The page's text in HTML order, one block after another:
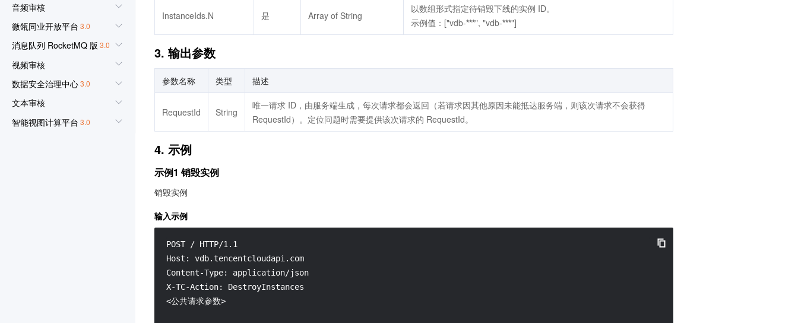
音频审核
微瓴同业开放平台 3.0
消息队列 RocketMQ 版 3.0
视频审核
数据安全治理中心3.0
文本审核
智能视图计算平台 3.0
InstanceIds.N 是 Array of String
以数组形式指定待销毁下线的实例 ID。
示例值：["vdb-***", "vdb-***"]
3. 输出参数
参数名称 类型 描述
RequestId String
唯一请求 ID，由服务端生成，每次请求都会返回（若请求因其他原因未能抵达服务端，则该次请求不会获得
RequestId）。定位问题时需要提供该次请求的 RequestId。
4. 示例
示例1 销毁实例
销毁实例
输入示例
POST / HTTP/1.1
Host: vdb.tencentcloudapi.com
Content-Type: application/json
X-TC-Action: DestroyInstances
<公共请求参数>